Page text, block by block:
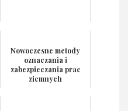
Nowoczesne metody
oznaczania i
zabezpieczania prac
ziemnych